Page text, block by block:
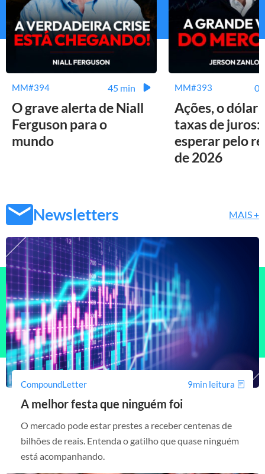
MM#394 45 min
O grave alerta de Niall
Ferguson para o
mundo
MM#393
Ações, o dólar
taxas de juros:
esperar pelo
de 2026
Newsletters MAIS +
CompoundLetter 9min leitura
A melhor festa que ninguém foi
O mercado pode estar prestes a receber centenas de
bilhões de reais. Entenda o gatilho que quase ninguém
está acompanhando.